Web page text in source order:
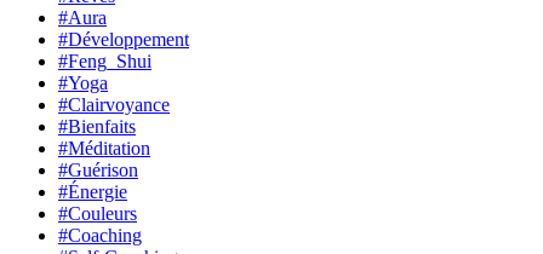
#Aura
#Développement
#Feng_Shui
#Yoga
#Clairvoyance
#Bienfaits
#Méditation
#Guérison
#Énergie
#Couleurs
#Coaching